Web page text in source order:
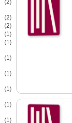
(2)
(2)
(2)
(1)
(1)
(1)
(1)
(1)
(1)
(1)